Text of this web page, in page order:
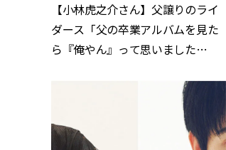
【小林虎之介さん】父譲りのライ
ダース「父の卒業アルバムを見た
ら『俺やん』って思いました